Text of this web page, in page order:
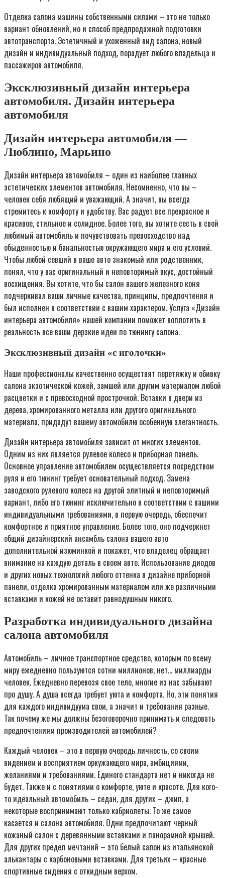
Отделка салона машины собственными силами – это не только
вариант обновлений, но и способ предпродажной подготовки
автотранспорта. Эстетичный и ухоженный вид салона, новый
дизайн и индивидуальный подход, порадует любого владельца и
пассажиров автомобиля.
Эксклюзивный дизайн интерьера
автомобиля. Дизайн интерьера
автомобиля
Дизайн интерьера автомобиля —
Люблино, Марьино
Дизайн интерьера автомобиля – один из наиболее главных
эстетических элементов автомобиля. Несомненно, что вы –
человек себя любящий и уважающий. А значит, вы всегда
стремитесь к комфорту и удобству. Вас радует все прекрасное и
красивое, стильное и солидное. Более того, вы хотите сесть в свой
любимый автомобиль и почувствовать превосходство над
обыденностью и банальностью окружающего мира и его условий.
Чтобы любой севший в ваше авто знакомый или родственник,
понял, что у вас оригинальный и неповторимый вкус, достойный
восхищения. Вы хотите, что бы салон вашего железного коня
подчеркивал ваши личные качества, принципы, предпочтения и
был исполнен в соответствии с вашим характером. Услуга «Дизайн
интерьера автомобиля» нашей компании поможет воплотить в
реальность все ваши дерзкие идеи по тюнингу салона.
Эксклюзивный дизайн «с иголочки»
Наши профессионалы качественно осуществят перетяжку и обивку
салона экзотической кожей, замшей или другим материалом любой
расцветки и с превосходной прострочкой. Вставки в двери из
дерева, хромированного металла или другого оригинального
материала, придадут вашему автомобилю особенную элегантность.
Дизайн интерьера автомобиля зависит от многих элементов.
Одним из них является рулевое колесо и приборная панель.
Основное управление автомобилем осуществляется посредством
руля и его тюнинг требует основательный подход. Замена
заводского рулевого колеса на другой элитный и неповторимый
вариант, либо его тюнинг исключительно в соответствии с вашими
индивидуальными требованиями, в первую очередь, обеспечит
комфортное и приятное управление. Более того, оно подчеркнет
общий дизайнерский ансамбль салона вашего авто
дополнительной изюминкой и покажет, что владелец обращает
внимание на каждую деталь в своем авто. Использование диодов
и других новых технологий любого оттенка в дизайне приборной
панели, отделка хромированным материалом или же различными
вставками и кожей не оставит равнодушным никого.
Разработка индивидуального дизайна
салона автомобиля
Автомобиль – личное транспортное средство, которым по всему
миру ежедневно пользуются сотни миллионов, нет… миллиарды
человек. Ежедневно перевозя свое тело, многие из нас забывают
про душу. А душа всегда требует уюта и комфорта. Но, эти понятия
для каждого индивидуума свои, а значит и требования разные.
Так почему же мы должны безоговорочно принимать и следовать
предпочтениям производителей автомобилей?
Каждый человек – это в первую очередь личность, со своим
видением и восприятием оркужающего мира, амбициями,
желаниями и требованиями. Единого стандарта нет и никогда не
будет. Также и с понятиями о комфорте, уюте и красоте. Для кого-
то идеальный автомобиль – седан, для других – джип, а
некоторые воспринимают только кабриолеты. То же самое
касается и салона автомобиля. Одни предпочитают черный
кожаный салон с деревянными вставками и панорамной крышей.
Для других предел мечтаний – это белый салон из итальянской
алькантары с карбоновыми вставками. Для третьих – красные
спортивные сидения с откидным верхом.